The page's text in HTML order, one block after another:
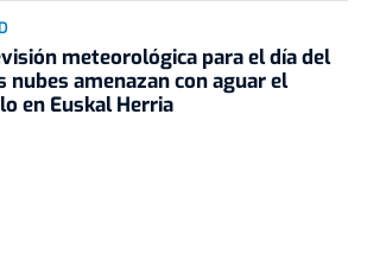
meteorológica para el día del
nubes amenazan con aguar el
en Euskal Herria